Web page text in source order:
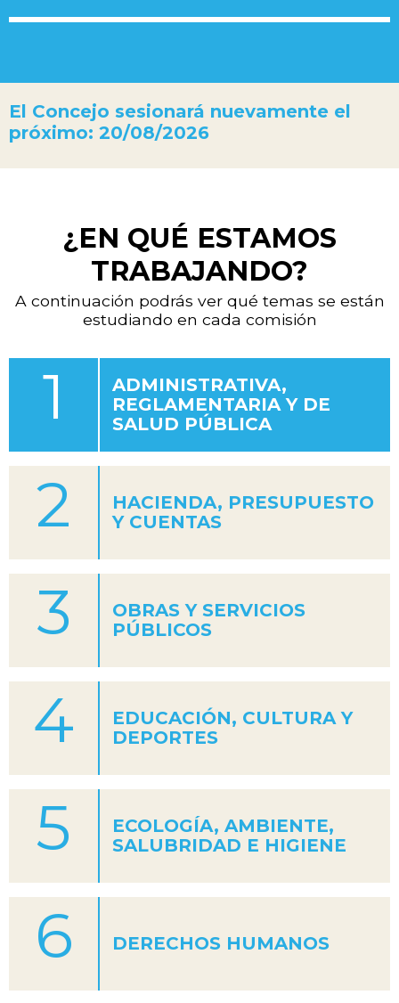
El Concejo sesionará nuevamente el
próximo: 20/08/2026
¿EN QUÉ ESTAMOS
TRABAJANDO?
A continuación podrás ver qué temas se están
estudiando en cada comisión
1
ADMINISTRATIVA,
REGLAMENTARIA Y DE
SALUD PÚBLICA
2
HACIENDA, PRESUPUESTO
Y CUENTAS
3
OBRAS Y SERVICIOS
PÚBLICOS
4
EDUCACIÓN, CULTURA Y
DEPORTES
5
ECOLOGÍA, AMBIENTE,
SALUBRIDAD E HIGIENE
6 DERECHOS HUMANOS